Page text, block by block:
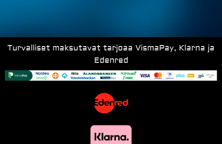
Turvalliset maksutavat tarjoaa VismaPay, Klarna ja
Edenred